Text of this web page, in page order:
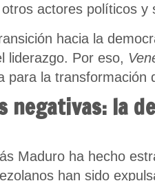
actores políticos y
hacia la
liderazgo. Por eso,
para la transformación
negativas: la
Maduro ha hecho
han sido